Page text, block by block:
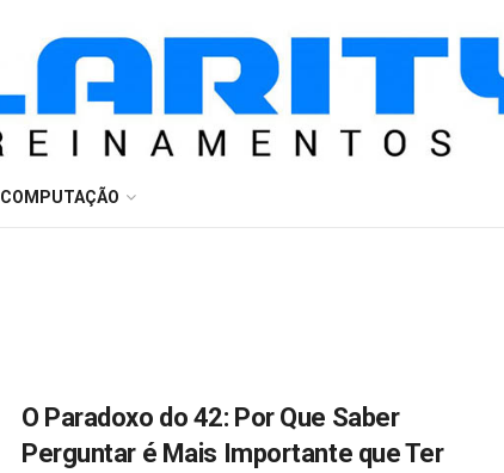
COMPUTAÇÃO
O Paradoxo do 42: Por Que Saber
Perguntar é Mais Importante que Ter